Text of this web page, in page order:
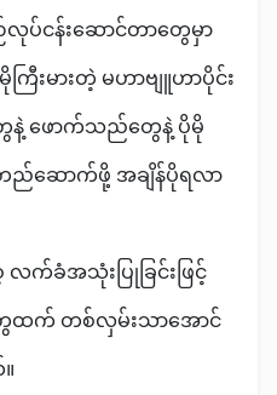
ပ်ငန်းဆောင်တာတွေမှာ
ြီးမားတဲ့ မဟာဗျူဟာပိုင်း
ေနဲ့ ဖောက်သည်တွေနဲ့ ပိုမို
ဆောက်ဖို့ အချိန်ပိုရလာ
ခံအသုံးပြုခြင်းဖြင့်
ထက် တစ်လှမ်းသာအောင်